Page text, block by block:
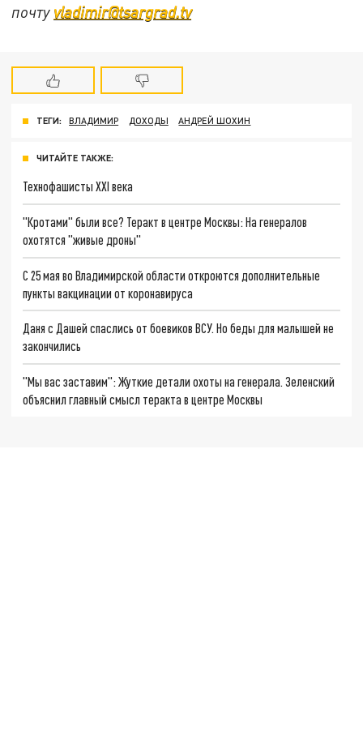
почту vladimir@tsargrad.tv
ТЕГИ: ВЛАДИМИР ДОХОДЫ АНДРЕЙ ШОХИН
ЧИТАЙТЕ ТАКЖЕ:
Технофашисты XXI века
"Кротами" были все? Теракт в центре Москвы: На генералов
охотятся "живые дроны"
С 25 мая во Владимирской области откроются дополнительные
пункты вакцинации от коронавируса
Даня с Дашей спаслись от боевиков ВСУ. Но беды для малышей не
закончились
"Мы вас заставим": Жуткие детали охоты на генерала. Зеленский
объяснил главный смысл теракта в центре Москвы